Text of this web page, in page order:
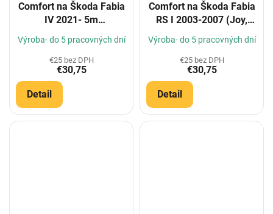
Comfort na Škoda Fabia
IV 2021- 5m
(Konfigurátor)
Výroba- do 5 pracovných dní
€25 bez DPH
€30,75
Detail
Comfort na Škoda Fabia
RS I 2003-2007 (Joy,
verze SRN)
(Konfigurátor)
Výroba- do 5 pracovných dní
€25 bez DPH
€30,75
Detail